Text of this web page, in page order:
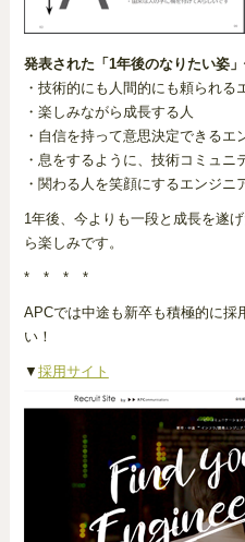
発表された「1年後のなりたい姿
・技術的にも人間的にも頼られる
・楽しみながら成長する人
・自信を持って意思決定できるエ
・息をするように、技術コミュニ
・関わる人を笑顔にするエンジニ
1年後、今よりも一段と成長を遂
ら楽しみです。
* * * *
APCでは中途も新卒も積極的に採
い！
▼ 採用サイト